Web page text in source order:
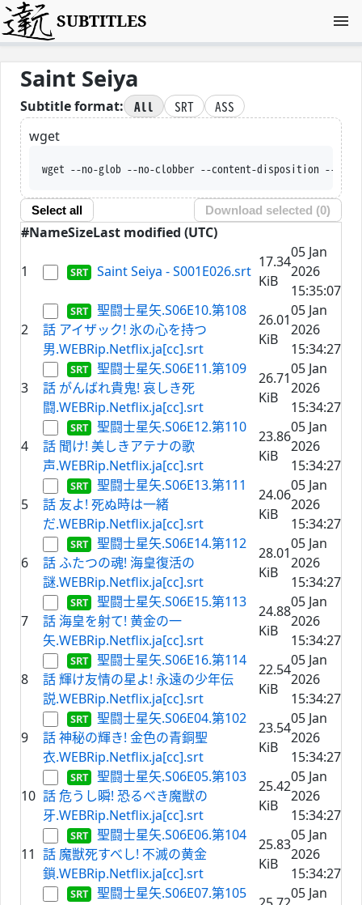
SUBTITLES
Saint Seiya
Subtitle format: All SRT
ASS
wget
wget --no-
Select all Download selected (0)
#NameSizeLast modified (UTC)
1 Saint Seiya - S001E026.srt
17.34
KiB
05 Jan
2026
15:35:07
2
聖闘士星矢.S06E10.第108
話 アイザック! 氷の心を持つ
男.WEBRip.Netflix.ja[cc].srt
26.01
KiB
05 Jan
2026
15:34:27
3
聖闘士星矢.S06E11.第109
話 がんばれ貴鬼! 哀しき死
闘.WEBRip.Netflix.ja[cc].srt
26.71
KiB
05 Jan
2026
15:34:27
4
聖闘士星矢.S06E12.第110
話 聞け! 美しきアテナの歌
声.WEBRip.Netflix.ja[cc].srt
23.86
KiB
05 Jan
2026
15:34:27
5
聖闘士星矢.S06E13.第111
話 友よ! 死ぬ時は一緒
だ.WEBRip.Netflix.ja[cc].srt
24.06
KiB
05 Jan
2026
15:34:27
6
聖闘士星矢.S06E14.第112
話 ふたつの魂! 海皇復活の
謎.WEBRip.Netflix.ja[cc].srt
28.01
KiB
05 Jan
2026
15:34:27
7
聖闘士星矢.S06E15.第113
話 海皇を射て! 黄金の一
矢.WEBRip.Netflix.ja[cc].srt
24.88
KiB
05 Jan
2026
15:34:27
8
聖闘士星矢.S06E16.第114
話 輝け友情の星よ! 永遠の少年伝
説.WEBRip.Netflix.ja[cc].srt
22.54
KiB
05 Jan
2026
15:34:27
9
聖闘士星矢.S06E04.第102
話 神秘の輝き! 金色の青銅聖
衣.WEBRip.Netflix.ja[cc].srt
23.54
KiB
05 Jan
2026
15:34:27
10
聖闘士星矢.S06E05.第103
話 危うし瞬! 恐るべき魔獣の
牙.WEBRip.Netflix.ja[cc].srt
25.42
KiB
05 Jan
2026
15:34:27
11
聖闘士星矢.S06E06.第104
話 魔獣死すべし! 不滅の黄金
鎖.WEBRip.Netflix.ja[cc].srt
25.83
KiB
05 Jan
2026
15:34:27
聖闘士星矢.S06E07.第105
05 Jan